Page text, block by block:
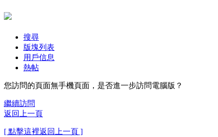
搜尋
版塊列表
用戶信息
熱帖
您訪問的頁面無手機頁面，是否進一步訪問電腦版？
繼續訪問
返回上一頁
[ 點擊這裡返回上一頁 ]